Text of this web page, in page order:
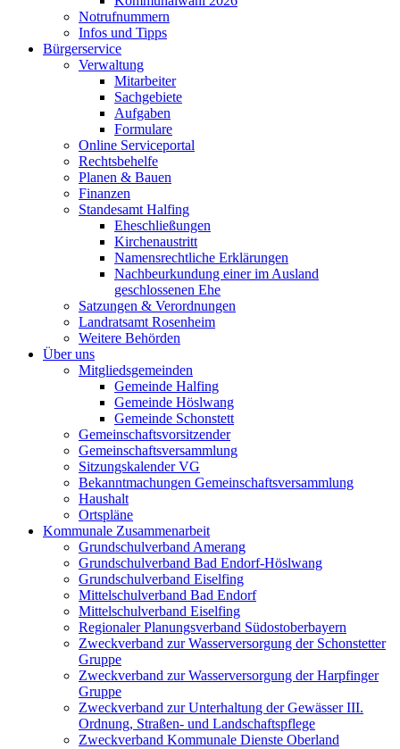
Notrufnummern
Infos und Tipps
Bürgerservice
Verwaltung
Mitarbeiter
Sachgebiete
Aufgaben
Formulare
Online Serviceportal
Rechtsbehelfe
Planen & Bauen
Finanzen
Standesamt Halfing
Eheschließungen
Kirchenaustritt
Namensrechtliche Erklärungen
Nachbeurkundung einer im Ausland
geschlossenen Ehe
Satzungen & Verordnungen
Landratsamt Rosenheim
Weitere Behörden
Über uns
Mitgliedsgemeinden
Gemeinde Halfing
Gemeinde Höslwang
Gemeinde Schonstett
Gemeinschaftsvorsitzender
Gemeinschaftsversammlung
Sitzungskalender VG
Bekanntmachungen Gemeinschaftsversammlung
Haushalt
Ortspläne
Kommunale Zusammenarbeit
Grundschulverband Amerang
Grundschulverband Bad Endorf-Höslwang
Grundschulverband Eiselfing
Mittelschulverband Bad Endorf
Mittelschulverband Eiselfing
Regionaler Planungsverband Südostoberbayern
Zweckverband zur Wasserversorgung der Schonstetter
Gruppe
Zweckverband zur Wasserversorgung der Harpfinger
Gruppe
Zweckverband zur Unterhaltung der Gewässer III.
Ordnung, Straßen- und Landschaftspflege
Zweckverband Kommunale Dienste Oberland